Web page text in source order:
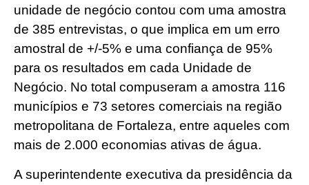
unidade de negócio contou com uma amostra
de 385 entrevistas, o que implica em um erro
amostral de +/-5% e uma confiança de 95%
para os resultados em cada Unidade de
Negócio. No total compuseram a amostra 116
municípios e 73 setores comerciais na região
metropolitana de Fortaleza, entre aqueles com
mais de 2.000 economias ativas de água.
A superintendente executiva da presidência da